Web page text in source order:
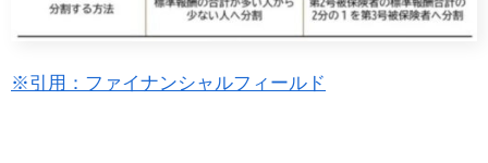
※引用：ファイナンシャルフィールド